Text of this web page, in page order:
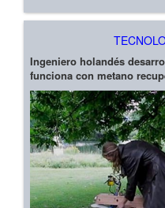
Ingeniero holandés
funciona con metano